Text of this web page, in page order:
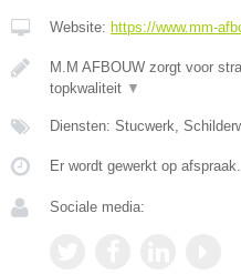
Website: https://www.mm-
M.M AFBOUW zorgt voor
topkwaliteit ▼
Diensten: Stucwerk,
Er wordt gewerkt op afspraak.
Sociale media: